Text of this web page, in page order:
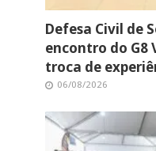
Defesa Civil de
encontro do G8
troca de
06/08/2026